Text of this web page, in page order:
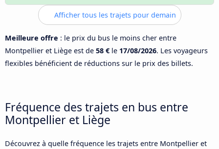
Afficher tous les trajets pour demain
Meilleure offre : le prix du bus le moins cher entre
Montpellier et Liège est de 58 € le 17/08/2026. Les voyageurs
flexibles bénéficient de réductions sur le prix des billets.
Fréquence des trajets en bus entre
Montpellier et Liège
Découvrez à quelle fréquence les trajets entre Montpellier et